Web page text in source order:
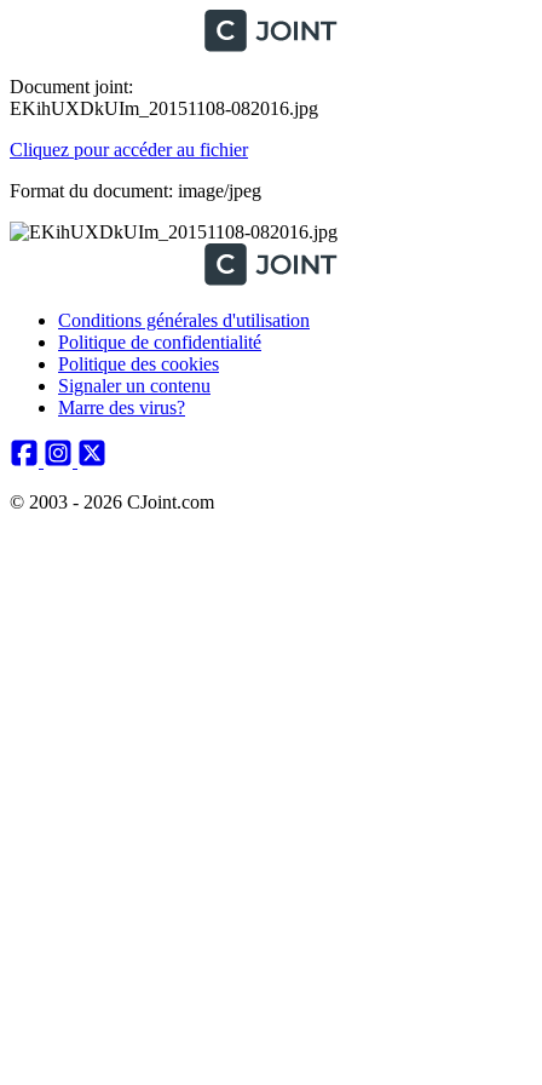
Document joint:
EKihUXDkUIm_20151108-082016.jpg
Cliquez pour accéder au fichier
Format du document: image/jpeg
Conditions générales d'utilisation
Politique de confidentialité
Politique des cookies
Signaler un contenu
Marre des virus?
© 2003 - 2026 CJoint.com